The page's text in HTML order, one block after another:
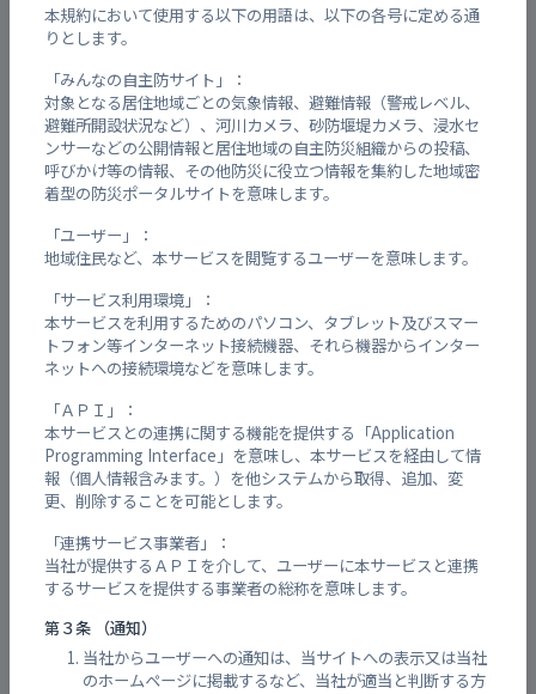
本規約において使用する以下の用語は、以下の各号に定める通
りとします。
「みんなの自主防サイト」：
対象となる居住地域ごとの気象情報、避難情報（警戒レベル、
避難所開設状況など）、河川カメラ、砂防堰堤カメラ、浸水セ
ンサーなどの公開情報と居住地域の自主防災組織からの投稿、
呼びかけ等の情報、その他防災に役立つ情報を集約した地域密
着型の防災ポータルサイトを意味します。
「ユーザー」：
地域住民など、本サービスを閲覧するユーザーを意味します。
「サービス利用環境」：
本サービスを利用するためのパソコン、タブレット及びスマー
トフォン等インターネット接続機器、それら機器からインター
ネットへの接続環境などを意味します。
「ＡＰＩ」：
本サービスとの連携に関する機能を提供する「Application
Programming Interface」を意味し、本サービスを経由して情
報（個人情報含みます。）を他システムから取得、追加、変
更、削除することを可能とします。
「連携サービス事業者」：
当社が提供するＡＰＩを介して、ユーザーに本サービスと連携
するサービスを提供する事業者の総称を意味します。
第３条 （通知）
当社からユーザーへの通知は、当サイトへの表示又は当社
のホームページに掲載するなど、当社が適当と判断する方
会員について
会員登録する
表示情報を変更・追加する
ご意見・お問合せを送信する
Webアプリの画面が表示されない、表示
や動作がおかしい
みんなの自主防からのメールはどこから
送信されますか？
みんなの自主防からメールが届かない
会員向け
情報発信を始める
記事を投稿する
記事を編集する
記事を削除する